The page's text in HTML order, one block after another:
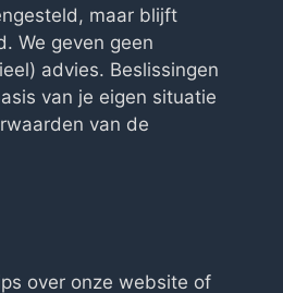
maar blijft
We geven geen
advies. Beslissingen
van je eigen situatie
van de
over onze website of